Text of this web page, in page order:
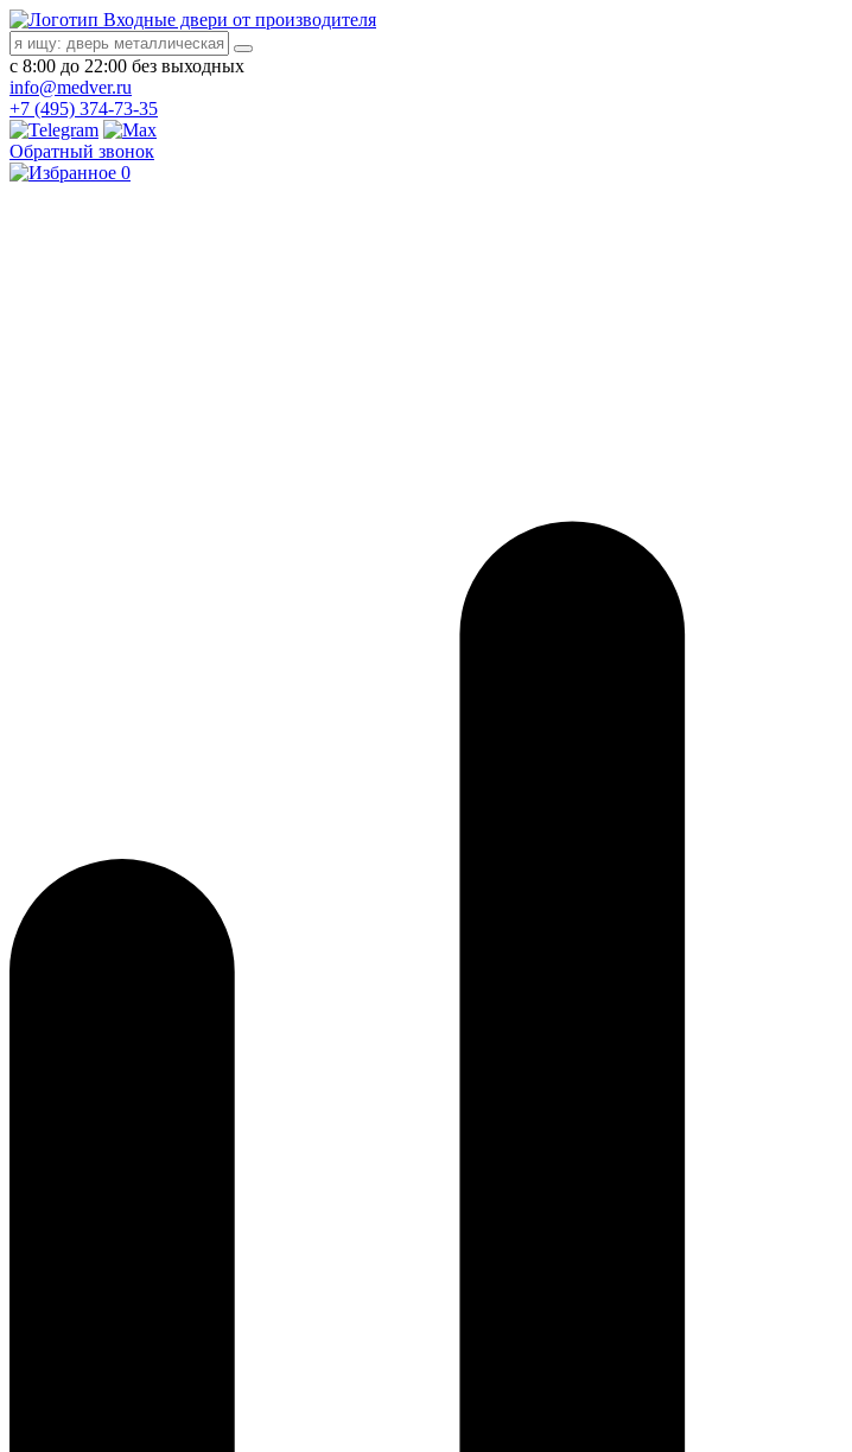
Входные двери от производителя
с 8:00 до 22:00 без выходных
info@medver.ru
+7 (495) 374-73-35
Обратный звонок
0